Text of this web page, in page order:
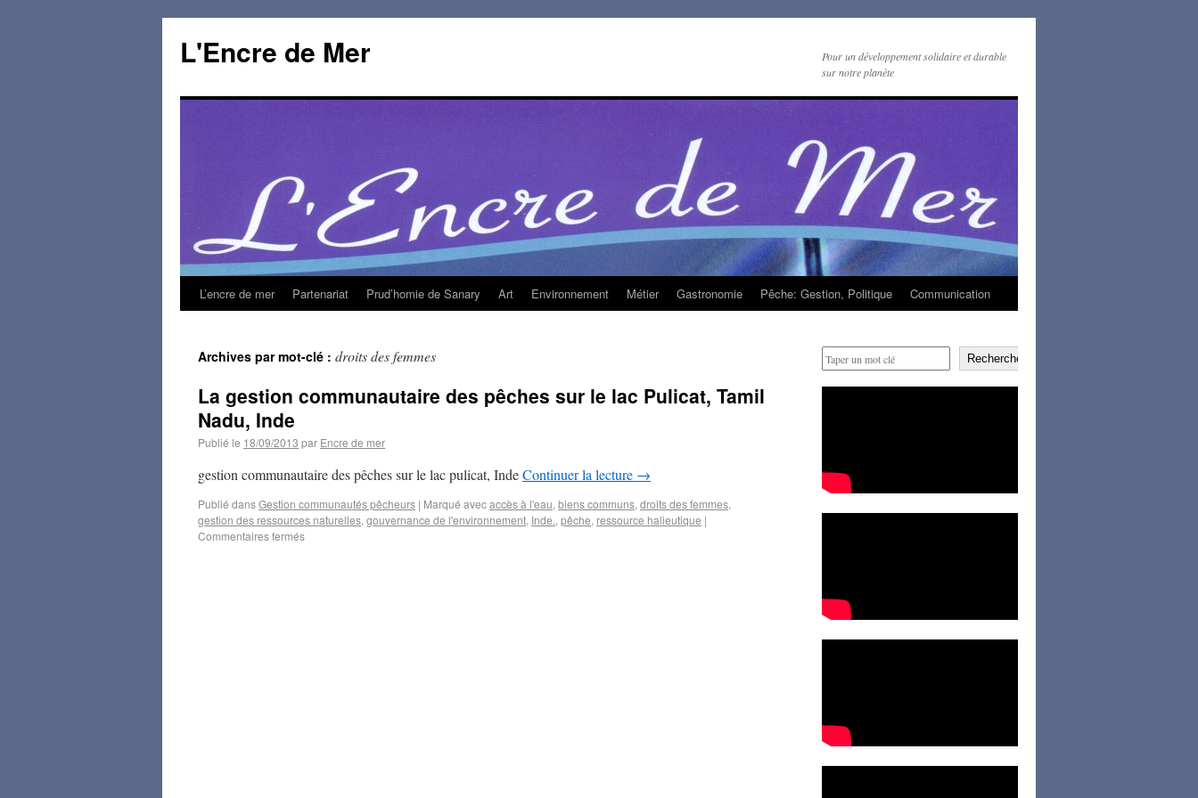
L'Encre de Mer
Pour un développement solidaire et durable
sur notre planète
L’encre de mer Partenariat Prud’homie de Sanary Art Environnement Métier Gastronomie Pêche: Gestion, Politique Communication
Archives par mot-clé : droits des femmes
La gestion communautaire des pêches sur le lac Pulicat, Tamil
Nadu, Inde
Publié le 18/09/2013 par Encre de mer
gestion communautaire des pêches sur le lac pulicat, IndeContinuer la lecture →
Publié dansGestion communautés pêcheurs | Marqué avecaccès à l'eau, biens communs, droits des femmes,
gestion des ressources naturelles, gouvernance de l'environnement, Inde., pêche, ressource halieutique |
Commentaires fermés
Rechercher